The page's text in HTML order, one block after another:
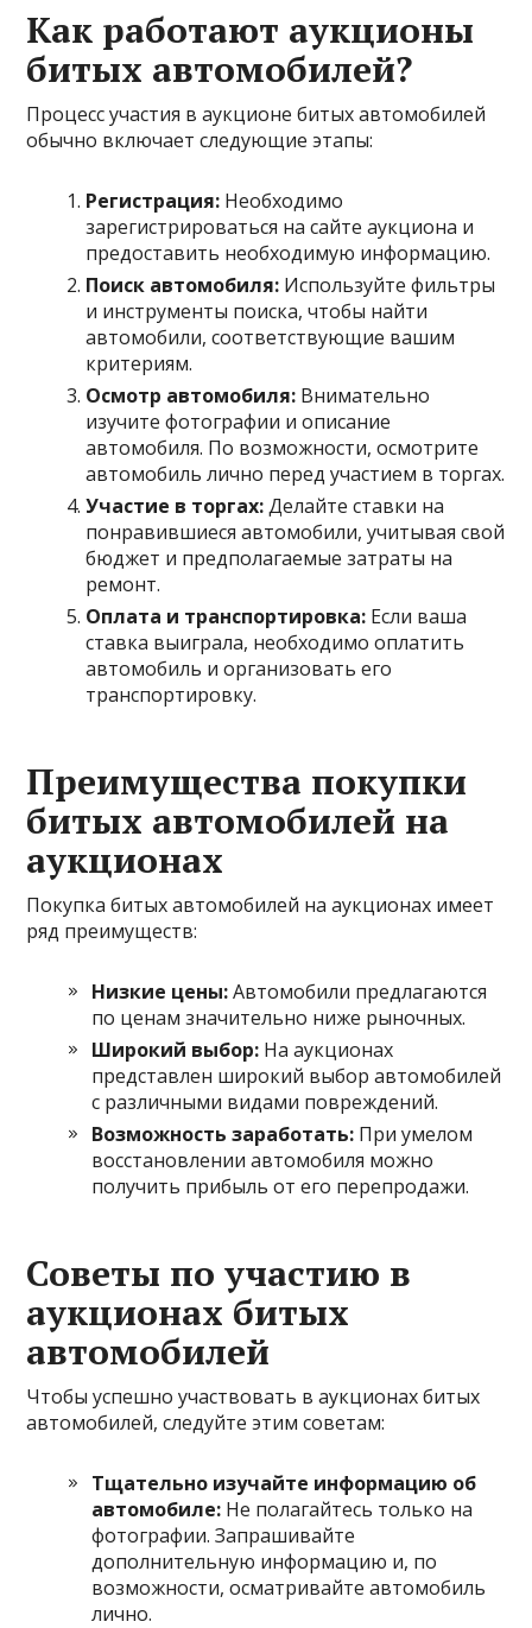
Как работают аукционы
битых автомобилей?
Процесс участия в аукционе битых автомобилей
обычно включает следующие этапы:
Регистрация: Необходимо
зарегистрироваться на сайте аукциона и
предоставить необходимую информацию.
Поиск автомобиля: Используйте фильтры
и инструменты поиска, чтобы найти
автомобили, соответствующие вашим
критериям.
Осмотр автомобиля: Внимательно
изучите фотографии и описание
автомобиля. По возможности, осмотрите
автомобиль лично перед участием в торгах.
Участие в торгах:Делайте ставки на
понравившиеся автомобили, учитывая свой
бюджет и предполагаемые затраты на
ремонт.
Оплата и транспортировка: Если ваша
ставка выиграла, необходимо оплатить
автомобиль и организовать его
транспортировку.
Преимущества покупки
битых автомобилей на
аукционах
Покупка битых автомобилей на аукционах имеет
ряд преимуществ:
Низкие цены:Автомобили предлагаются
по ценам значительно ниже рыночных.
Широкий выбор: На аукционах
представлен широкий выбор автомобилей
с различными видами повреждений.
Возможность заработать: При умелом
восстановлении автомобиля можно
получить прибыль от его перепродажи.
Советы по участию в
аукционах битых
автомобилей
Чтобы успешно участвовать в аукционах битых
автомобилей, следуйте этим советам:
Тщательно изучайте информацию об
автомобиле: Не полагайтесь только на
фотографии. Запрашивайте
дополнительную информацию и, по
возможности, осматривайте автомобиль
лично.